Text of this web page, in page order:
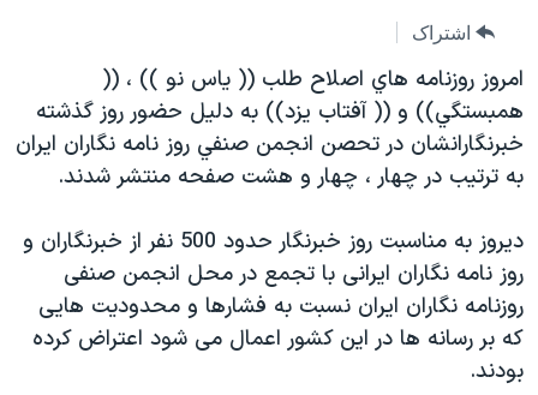
جهش
به
جستجوویژه برنامه‌ها
ویدیوها
فرهنگ و زندگی
حقوق شهروندی
اقتصادی
علم و فناوری
اسرائیل در جنگ
۲۵۰سالگی آمریکا
بایگانی برنامه‌های تلویزیونی
مستندها
انتخابات ریاست جمهوری آمریکا ۲۰۲۴
حمله جمهوری اسلامی به اسرائیل
رمز مهسا
ورزش زنان در ایران
فرکانس‌های صدای آمریکا
یادگیری زبان انگلیسی
دنبال کنید
زبانهای مختلف
اشتراک
امروز روزنامه هاي اصلاح طلب (( ياس نو )) ، ((
همبستگي)) و (( آفتاب يزد)) به دليل حضور روز گذشته
خبرنگارانشان در تحصن انجمن صنفي روز نامه نگاران ايران
به ترتيب در چهار ، چهار و هشت صفحه منتشر شدند.
ديروز به مناسبت روز خبرنگار حدود 500 نفر از خبرنگاران و
روز نامه نگاران ايرانی با تجمع در محل انجمن صنفی
روزنامه نگاران ايران نسبت به فشارها و محدوديت هايی
كه بر رسانه ها در اين كشور اعمال می شود اعتراض كرده
بودند.